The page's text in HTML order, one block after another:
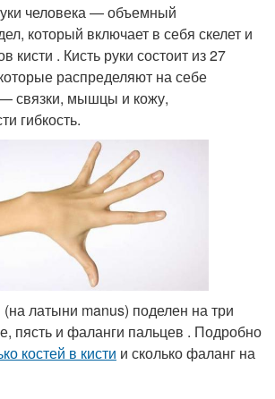
человека — объемный
который включает в себя скелет и
кисти . Кисть руки состоит из 27
распределяют на себе
связки, мышцы и кожу,
гибкость.
(на латыни manus) поделен на три
пясть и фаланги пальцев . Подробно
костей в кисти и сколько фаланг на